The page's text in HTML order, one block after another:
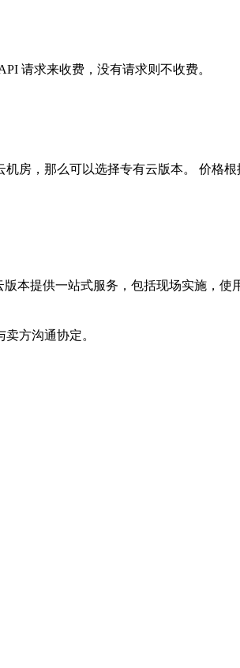
请求来收费，没有请求则不收费。
房，那么可以选择专有云版本。 价格
本提供一站式服务，包括现场实施，
方沟通协定。